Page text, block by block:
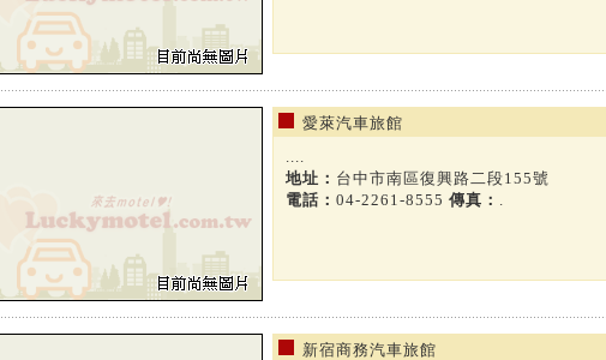
愛萊汽車旅館
....
地址： 台中市南區復興路二段155號
電話： 04-2261-8555 傳真： .
新宿商務汽車旅館